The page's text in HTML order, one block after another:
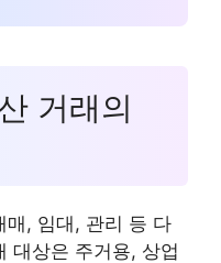
거래의
매, 임대, 관리 등 다
대상은 주거용, 상업